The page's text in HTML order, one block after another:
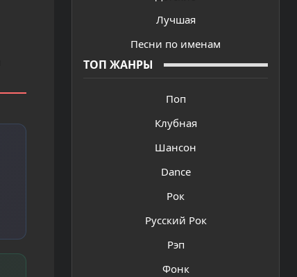
Лучшая
Песни по именам
ТОП ЖАНРЫ
Поп
Клубная
Шансон
Dance
Рок
Русский Рок
Рэп
Фонк